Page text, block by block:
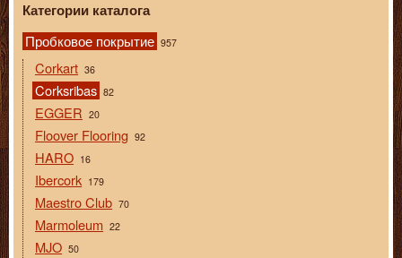
Категории каталога
Пробковое покрытие 957
Corkart 36
Corksribas 82
EGGER 20
Floover Flooring 92
HARO 16
Ibercork 179
Maestro Club 70
Marmoleum 22
MJO 50